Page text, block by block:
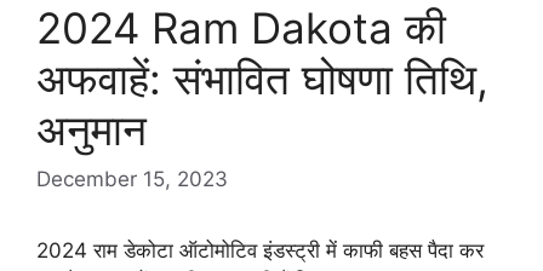
2024 Ram Dakota की
अफवाहें: संभावित घोषणा तिथि,
अनुमान
December 15, 2023
2024 राम डेकोटा ऑटोमोटिव इंडस्ट्री में काफी बहस पैदा कर